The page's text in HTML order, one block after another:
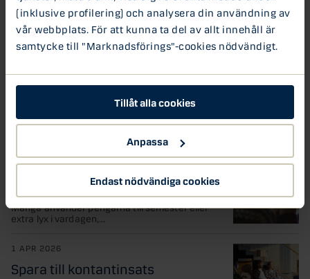
(inklusive profilering) och analysera din användning av
vår webbplats. För att kunna ta del av allt innehåll är
samtycke till "Marknadsförings"-cookies nödvändigt.
Tillåt alla cookies
Anpassa
Endast nödvändiga cookies
Under våren och sommaren kommer tankar på
renoveringar och byggprojekt hemma. Många
längtar efter ny altan,...
Rörligt eller bundet bolån?
Det är inte helt lätt att veta om det är mest
Skatteåterbäring? Så använder du
pengarna smartast
Har skatteåterbäringen kommit in på kontot?
Många använder pengarna till semester eller
extra lyx i vardagen,...
1 APR 2026
Spara till kontantinsats